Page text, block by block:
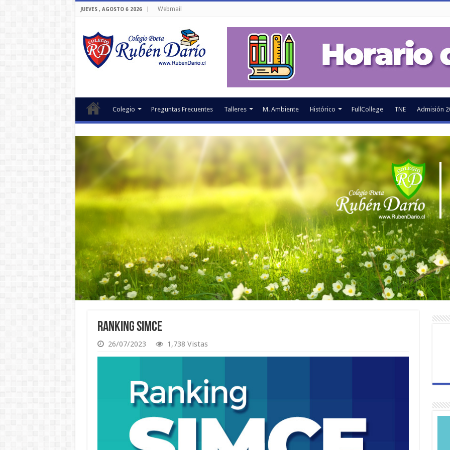
JUEVES , AGOSTO 6 2026 Webmail
Colegio Preguntas Frecuentes Talleres M. Ambiente Histórico FullCollege TNE Admisión
Ranking SIMCE
26/07/2023 1,738 Vistas